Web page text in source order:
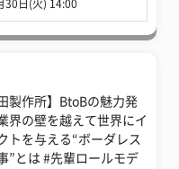
30日(火) 14:00
製作所】BtoBの魅力発
界の壁を越えて世界にイ
トを与える“ボーダレス
”とは #先輩ロールモデ